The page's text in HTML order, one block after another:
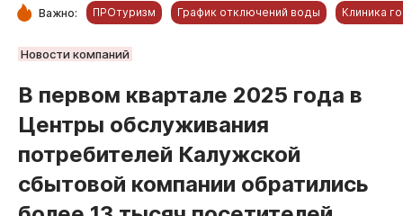
РУБРИКИ
Новости компаний
Статьи
Народные новости
Авто и транспорт
Важно: ПРОтуризм График отключений воды Клиника
Новости компаний
В первом квартале 2025 года в
Центры обслуживания
потребителей Калужской
сбытовой компании обратились